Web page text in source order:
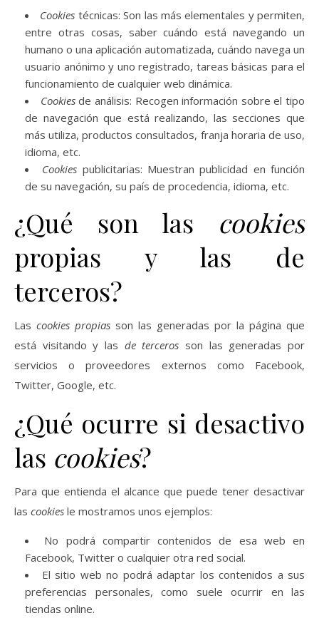
Cookies técnicas: Son las más elementales y permiten,
entre otras cosas, saber cuándo está navegando un
humano o una aplicación automatizada, cuándo navega un
usuario anónimo y uno registrado, tareas básicas para el
funcionamiento de cualquier web dinámica.
Cookiesde análisis: Recogen información sobre el tipo
de navegación que está realizando, las secciones que
más utiliza, productos consultados, franja horaria de uso,
idioma, etc.
Cookies publicitarias: Muestran publicidad en función
de su navegación, su país de procedencia, idioma, etc.
¿Qué son las cookies
propias y las de
terceros?
Las cookies propias son las generadas por la página que
está visitando y las de terceros son las generadas por
servicios o proveedores externos como Facebook,
Twitter, Google, etc.
¿Qué ocurre si desactivo
las cookies?
Para que entienda el alcance que puede tener desactivar
las cookies le mostramos unos ejemplos:
No podrá compartir contenidos de esa web en
Facebook, Twitter o cualquier otra red social.
El sitio web no podrá adaptar los contenidos a sus
preferencias personales, como suele ocurrir en las
tiendas online.